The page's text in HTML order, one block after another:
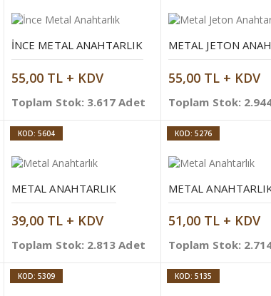
İNCE METAL ANAHTARLIK
55,00 TL + KDV
Toplam Stok: 3.617 Adet
METAL JETON
55,00 TL + KDV
Toplam Stok:
KOD: 5604
METAL ANAHTARLIK
39,00 TL + KDV
Toplam Stok: 2.813 Adet
KOD: 5276
METAL
51,00 TL + KDV
Toplam Stok:
KOD: 5309 KOD: 5135